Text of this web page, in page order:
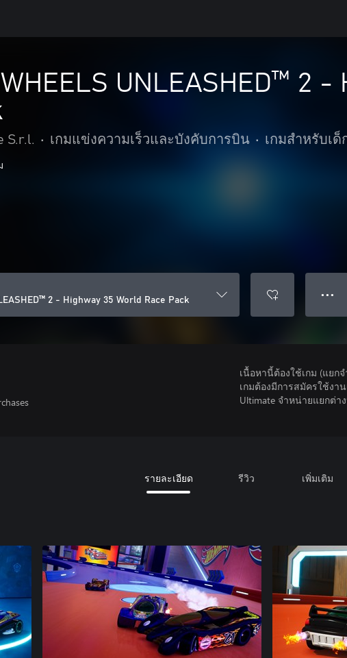
WHEELS UNLEASHED™ 2
S.r.l. • เกมแข่งความเร็วและบังคับการบิน • เกมสำหรับเ
2 - Highway 35 World Race Pack
● ● ●
เนื้อหานี้ต้องใช้เกม (แยก
เกมต้องมีการสมัครใช้งา
Ultimate จําหน่ายแยกต่า
รายละเอียด รีวิว เพิ่มเติม